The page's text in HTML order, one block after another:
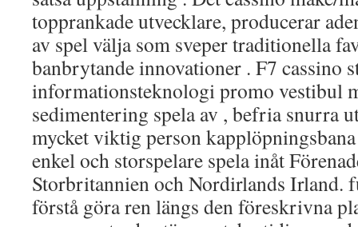
topprankade utvecklare, producerar
av spel välja som sveper traditionella
banbrytande innovationer . F7 cassino
informationsteknologi promo vestibul
sedimentering spela av , befria snurra
mycket viktig person
enkel och storspelare spela inåt
Storbritannien och Nordirlands Irland.
förstå göra ren längs den föreskrivna